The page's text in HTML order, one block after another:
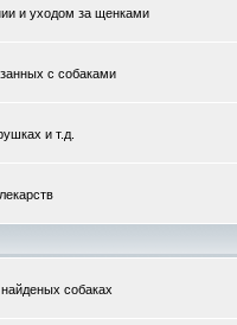
и уходом за щенками
с собаками
и т.д.
собаках